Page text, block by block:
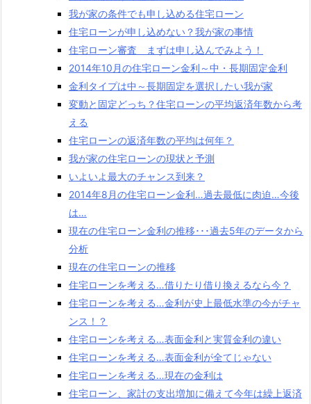
我が家の条件でも申し込める住宅ローン
住宅ローンが申し込めない？我が家の事情
住宅ローン審査 まずは申し込んでみよう！
2014年10月の住宅ローン金利～中・長期固定金利
金利タイプは中～長期固定を選択したい我が家
変動と固定どっち？住宅ローンの平均返済年数から考
える
住宅ローンの返済年数の平均は何年？
我が家の住宅ローンの現状と予測
いよいよ最大のチャンス到来？
2014年8月の住宅ローン金利…過去最低に肉迫…今後
は…
現在の住宅ローン金利の推移･･･過去5年のデータから
分析
現在の住宅ローンの推移
住宅ローンを考える…借りたり借り換えるなら今？
住宅ローンを考える…金利が史上最低水準の今がチャ
ンス！？
住宅ローンを考える…表面金利と実質金利の違い
住宅ローンを考える…表面金利が全てじゃない
住宅ローンを考える…現在の金利は
住宅ローン、家計の支出増加に備えて今年は繰上返済